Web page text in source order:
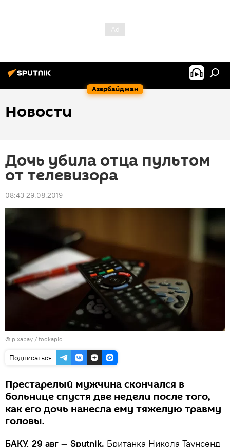
Азербайджан
Новости
Дочь убила отца пультом
от телевизора
08:43 29.08.2019
© pixabay / tookapic
Подписаться
Престарелый мужчина скончался в
больнице спустя две недели после того,
как его дочь нанесла ему тяжелую травму
головы.
БАКУ, 29 авг — Sputnik. Британка Никола Таунсенд